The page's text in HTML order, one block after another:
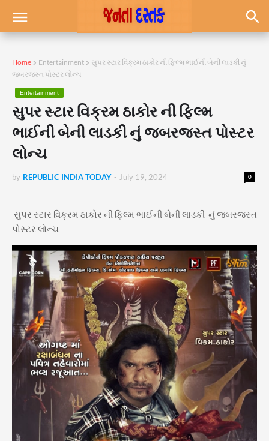
Home Entertainment
સુપર સ્ટાર વિક્રમ ઠાકોર ની ફિલ્મ ભાઈની બેની લાડકી નું
જબરજસ્ત પોસ્ટર લોન્ચ
Entertainment
સુપર સ્ટાર વિક્રમ ઠાકોર ની ફિલ્મ
ભાઈની બેની લાડકી નું જબરજસ્ત પોસ્ટર
લોન્ચ
by REPUBLIC INDIA TODAY 0
- July 19, 2024
સુપર સ્ટાર વિક્રમ ઠાકોર ની ફિલ્મ ભાઈની બેની લાડકી નું જબરજસ્ત
પોસ્ટર લોન્ચ